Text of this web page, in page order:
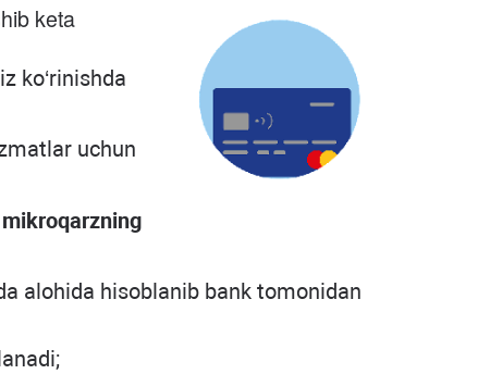
keta
ko‘rinishda
uchun
alohida hisoblanib bank tomonidan